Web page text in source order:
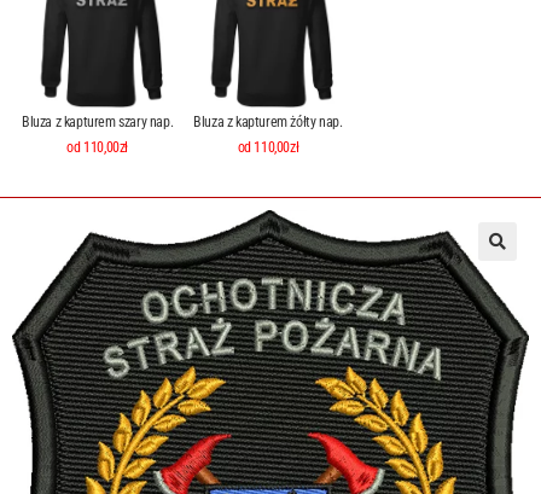
Bluza z kapturem szary nap.
od 110,00zł
Bluza z kapturem żółty nap.
od 110,00zł